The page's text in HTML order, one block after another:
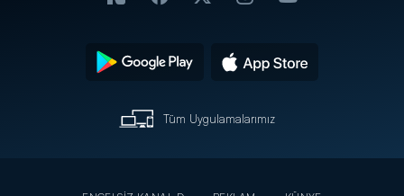
Tüm Uygulamalarımız